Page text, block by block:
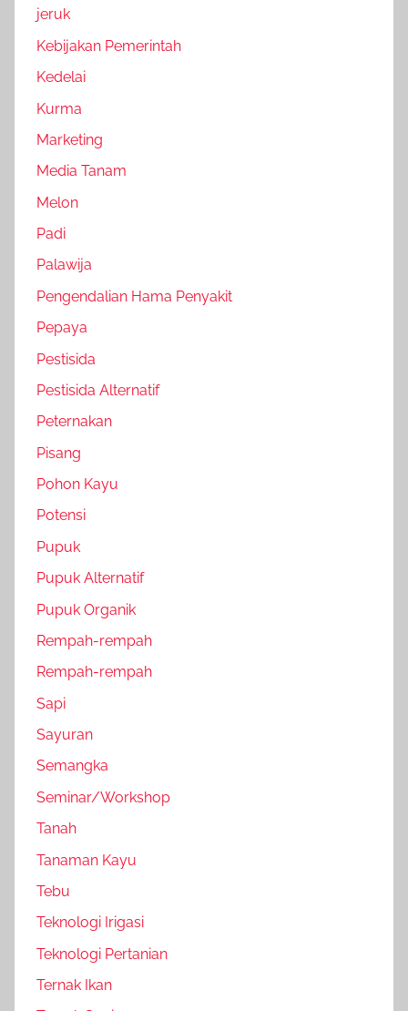
jeruk
Kebijakan Pemerintah
Kedelai
Kurma
Marketing
Media Tanam
Melon
Padi
Palawija
Pengendalian Hama Penyakit
Pepaya
Pestisida
Pestisida Alternatif
Peternakan
Pisang
Pohon Kayu
Potensi
Pupuk
Pupuk Alternatif
Pupuk Organik
Rempah-rempah
Rempah-rempah
Sapi
Sayuran
Semangka
Seminar/Workshop
Tanah
Tanaman Kayu
Tebu
Teknologi Irigasi
Teknologi Pertanian
Ternak Ikan